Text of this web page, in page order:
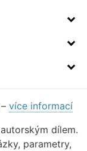
více informací
dílem.
parametry,